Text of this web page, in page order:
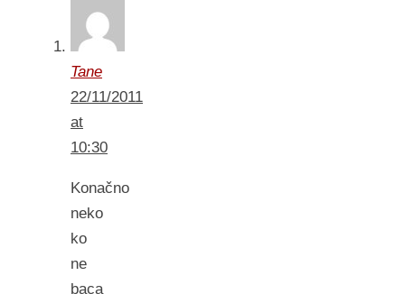
Tane
22/11/2011
at
10:30
Konačno
neko
ko
ne
baca